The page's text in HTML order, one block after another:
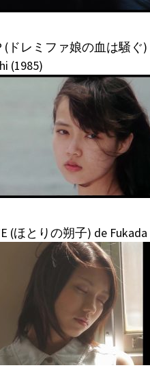
(ドレミファ娘の血は騒ぐ)
(1985)
(ほとりの朔子) de